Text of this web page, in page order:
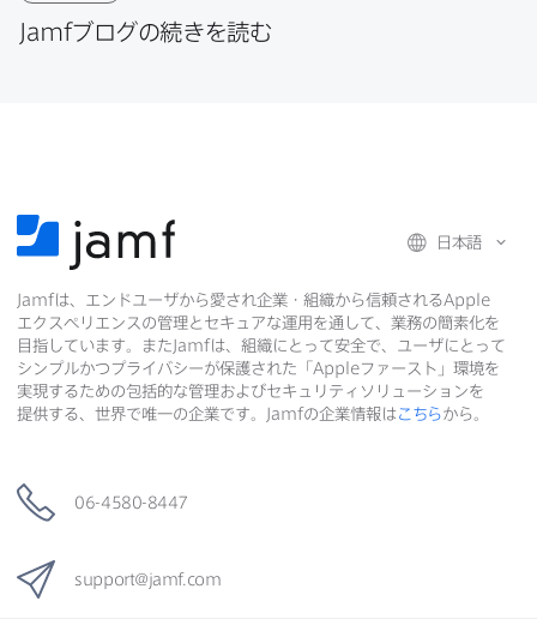
Jamfブログの​続きを​読む
日本語
Jamfは、​エンドユーザから​愛され企業・組織から​信頼されるApple
エクスペリエンスの​管理と​セキュアな​運用を​通して、​業務の​簡素化を​
目指しています。​また Jamfは、​組織に​とって​安全で、​ユーザに​とって​
シンプルかつプライバシーが​保護された​「 Appleファースト」環境を​
実現する​ための​包括的な​管理および​セキュリティソリューションを​
提供する、​世界で​唯一の​企業です。
Jamfの​企業情報はこちらから。
06-4580-8447
support@jamf. com